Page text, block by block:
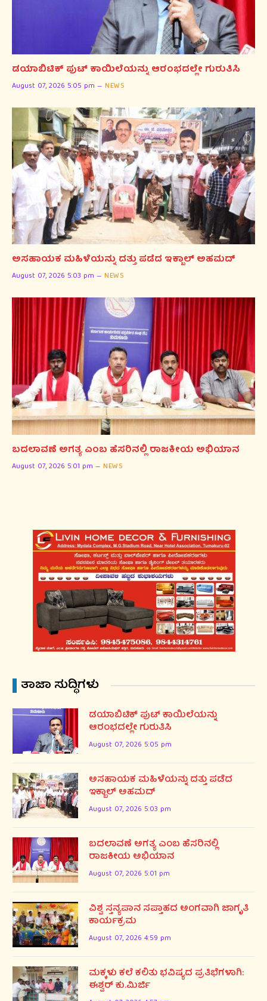
ಡಯಾಬಿಟಿಕ್ ಪುಟ್ ಕಾಯಿಲೆಯನ್ನು ಆರಂಭದಲ್ಲೇ ಗುರುತಿಸಿ
August 07, 2026 5:05 pm NEWS
ಅಸಹಾಯಕ ಮಹಿಳೆಯನ್ನು ದತ್ತು ಪಡೆದ ಇಕ್ಬಾಲ್ ಅಹಮದ್
August 07, 2026 5:03 pm NEWS
ಬದಲಾವಣೆ ಅಗತ್ಯ ಎಂಬ ಹೆಸರಿನಲ್ಲಿ ರಾಜಕೀಯ ಅಭಿಯಾನ
August 07, 2026 5:01 pm NEWS
ತಾಜಾ ಸುದ್ಧಿಗಳು
ಡಯಾಬಿಟಿಕ್ ಪುಟ್ ಕಾಯಿಲೆಯನ್ನು
ಆರಂಭದಲ್ಲೇ ಗುರುತಿಸಿ
August 07, 2026 5:05 pm
ಅಸಹಾಯಕ ಮಹಿಳೆಯನ್ನು ದತ್ತು ಪಡೆದ
ಇಕ್ಬಾಲ್ ಅಹಮದ್
August 07, 2026 5:03 pm
ಬದಲಾವಣೆ ಅಗತ್ಯ ಎಂಬ ಹೆಸರಿನಲ್ಲಿ
ರಾಜಕೀಯ ಅಭಿಯಾನ
August 07, 2026 5:01 pm
ವಿಶ್ವ ಸ್ತನ್ಯಪಾನ ಸಪ್ತಾಹದ ಅಂಗವಾಗಿ ಜಾಗೃತಿ
ಕಾರ್ಯಕ್ರಮ
August 07, 2026 4:59 pm
ಮಕ್ಕಳು ಕಲೆ ಕಲಿತು ಭವಿಷ್ಯದ ಪ್ರತಿಭೆಗಳಾಗಿ:
ಈಶ್ವರ್ ಕು.ಮಿರ್ಜಿ